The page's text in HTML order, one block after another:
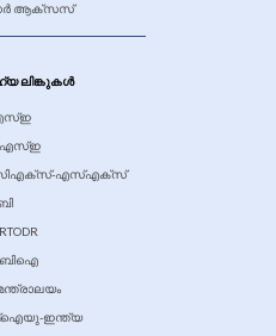
ആക്സസ്
ലിങ്കുകൾ
എസ്എക്സ്
ഇന്ത്യ